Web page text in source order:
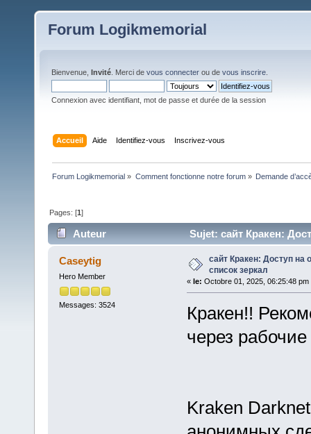
Forum Logikmemorial
Bienvenue, Invité . Merci de vous connecter ou de vous inscrire
Connexion avec identifiant, mot de passe et durée de la session
Accueil Aide Identifiez-vous Inscrivez-vous
Forum Logikmemorial » Comment fonctionne notre forum» Demande
Pages: [1]
Auteur Sujet: сайт Кракен:
Caseytig
Hero Member
Messages: 3524
сайт Кракен: Доступ на
список зеркал
« le: Octobre 01, 2025, 06:25:48 pm
Кракен!!
через
Kraken